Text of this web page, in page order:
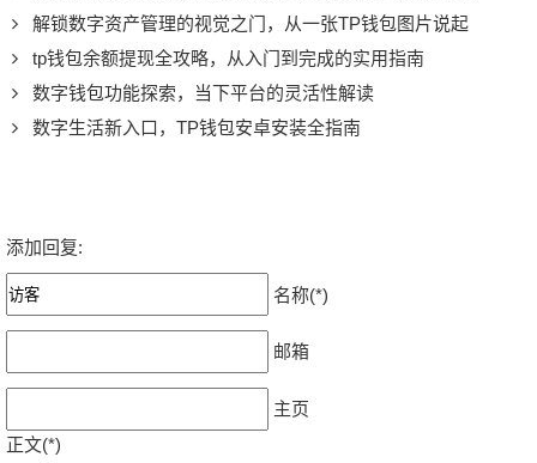
解锁数字资产管理的视觉之门，从一张TP钱包图片说起
tp钱包余额提现全攻略，从入门到完成的实用指南
数字钱包功能探索，当下平台的灵活性解读
数字生活新入口，TP钱包安卓安装全指南
添加回复:
名称(*)
邮箱
主页
正文(*)